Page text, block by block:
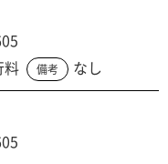
料 備考 なし